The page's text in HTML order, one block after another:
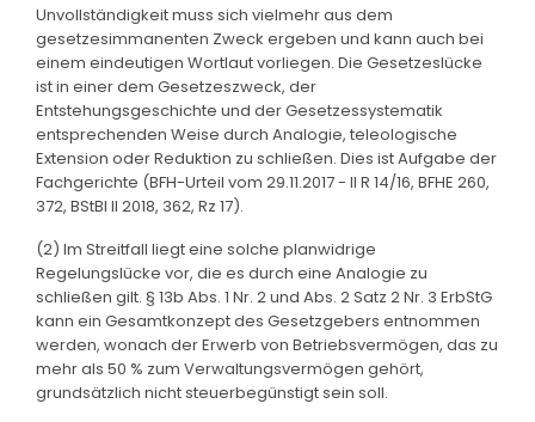
Unvollständigkeit muss sich vielmehr aus dem
gesetzesimmanenten Zweck ergeben und kann auch bei
einem eindeutigen Wortlaut vorliegen. Die Gesetzeslücke
ist in einer dem Gesetzeszweck, der
Entstehungsgeschichte und der Gesetzessystematik
entsprechenden Weise durch Analogie, teleologische
Extension oder Reduktion zu schließen. Dies ist Aufgabe der
Fachgerichte (BFH-Urteil vom 29.11.2017 - II R 14/16, BFHE 260,
372, BStBl II 2018, 362, Rz 17).
(2) Im Streitfall liegt eine solche planwidrige
Regelungslücke vor, die es durch eine Analogie zu
schließen gilt. § 13b Abs. 1 Nr. 2 und Abs. 2 Satz 2 Nr. 3 ErbStG
kann ein Gesamtkonzept des Gesetzgebers entnommen
werden, wonach der Erwerb von Betriebsvermögen, das zu
mehr als 50 % zum Verwaltungsvermögen gehört,
grundsätzlich nicht steuerbegünstigt sein soll.